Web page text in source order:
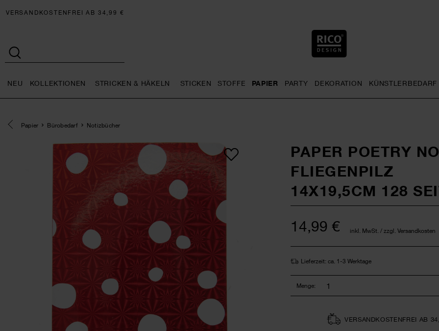
VERSANDKOSTENFREI AB 34,99 €
NEU KOLLEKTIONEN STRICKEN & HÄKELN STICKEN STOFFE PAPIER PARTY DEKORATION KÜNSTLERBEDARF
Eine Kategorie zurück navigieren
Papier Bürobedarf Notizbücher
PAPER POETRY
FLIEGENPILZ
14X19,5CM 128
14,99 € inkl. MwSt. / zzgl. Versandkosten
Lieferzeit: ca. 1-3 Werktage
Menge:
VERSAND­KOSTEN­FREI AB